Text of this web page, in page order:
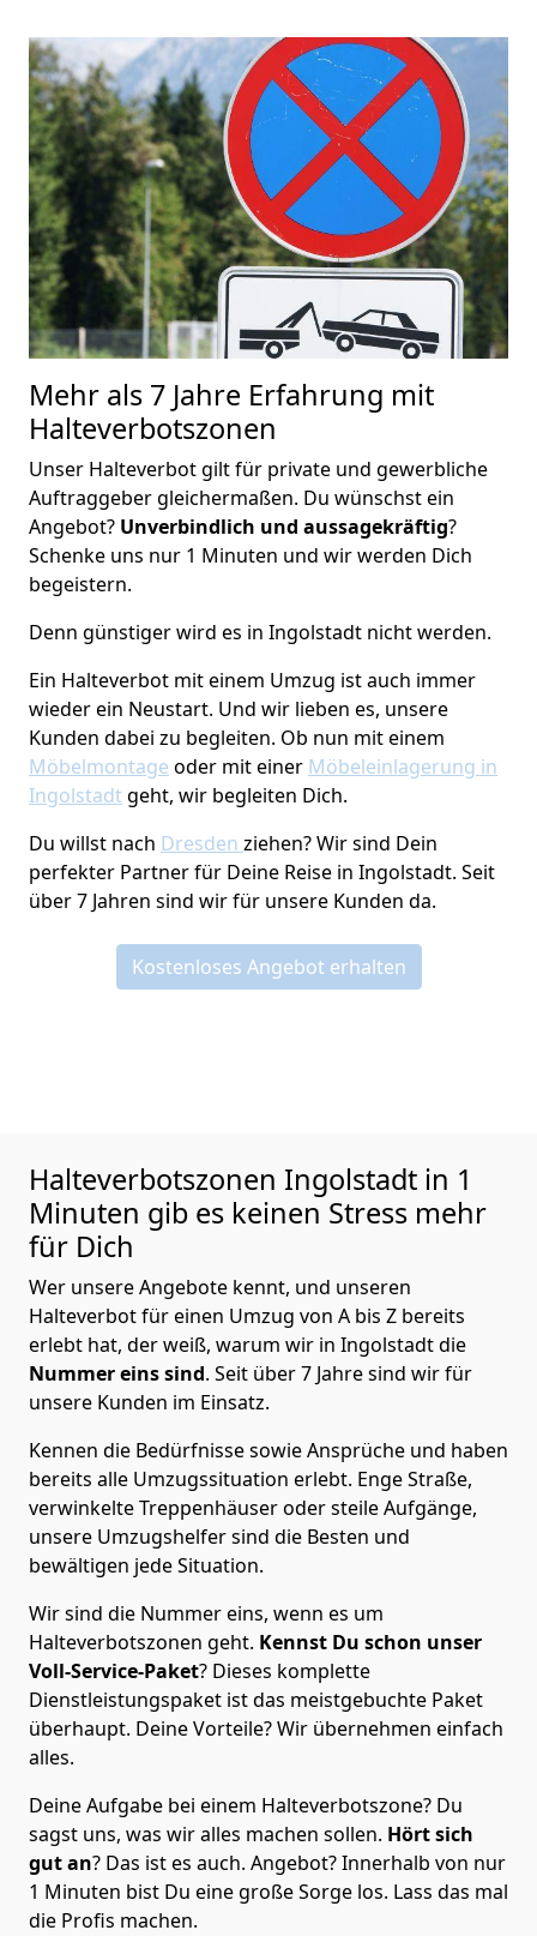
Mehr als 7 Jahre Erfahrung mit
Halteverbotszonen
Unser Halteverbot gilt für private und gewerbliche
Auftraggeber gleichermaßen. Du wünschst ein
Angebot? Unverbindlich und aussagekräftig?
Schenke uns nur 1 Minuten und wir werden Dich
begeistern.
Denn günstiger wird es in Ingolstadt nicht werden.
Ein Halteverbot mit einem Umzug ist auch immer
wieder ein Neustart. Und wir lieben es, unsere
Kunden dabei zu begleiten. Ob nun mit einem
Möbelmontage oder mit einer Möbeleinlagerung in
Ingolstadtgeht, wir begleiten Dich.
Du willst nach Dresden ziehen? Wir sind Dein
perfekter Partner für Deine Reise in Ingolstadt. Seit
über 7 Jahren sind wir für unsere Kunden da.
Kostenloses Angebot erhalten
Halteverbotszonen Ingolstadt in 1
Minuten gib es keinen Stress mehr
für Dich
Wer unsere Angebote kennt, und unseren
Halteverbot für einen Umzug von A bis Z bereits
erlebt hat, der weiß, warum wir in Ingolstadt die
Nummer eins sind. Seit über 7 Jahre sind wir für
unsere Kunden im Einsatz.
Kennen die Bedürfnisse sowie Ansprüche und haben
bereits alle Umzugssituation erlebt. Enge Straße,
verwinkelte Treppenhäuser oder steile Aufgänge,
unsere Umzugshelfer sind die Besten und
bewältigen jede Situation.
Wir sind die Nummer eins, wenn es um
Halteverbotszonen geht. Kennst Du schon unser
Voll-Service-Paket? Dieses komplette
Dienstleistungspaket ist das meistgebuchte Paket
überhaupt. Deine Vorteile? Wir übernehmen einfach
alles.
Deine Aufgabe bei einem Halteverbotszone? Du
sagst uns, was wir alles machen sollen. Hört sich
gut an? Das ist es auch. Angebot? Innerhalb von nur
1 Minuten bist Du eine große Sorge los. Lass das mal
die Profis machen.